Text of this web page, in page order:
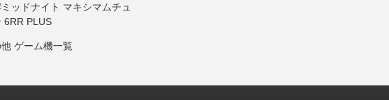
ッドナイト マキシマムチュ
6RR PLUS
ゲーム機一覧